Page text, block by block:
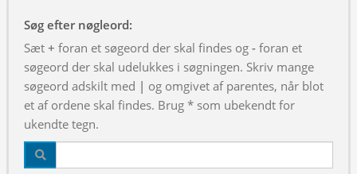
Søg efter nøgleord:
Sæt + foran et søgeord der skal findes og - foran et
søgeord der skal udelukkes i søgningen. Skriv mange
søgeord adskilt med | og omgivet af parentes, når blot
et af ordene skal findes. Brug * som ubekendt for
ukendte tegn.